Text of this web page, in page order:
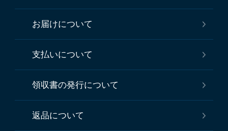
お届けについて
支払いについて
領収書の発行について
返品について